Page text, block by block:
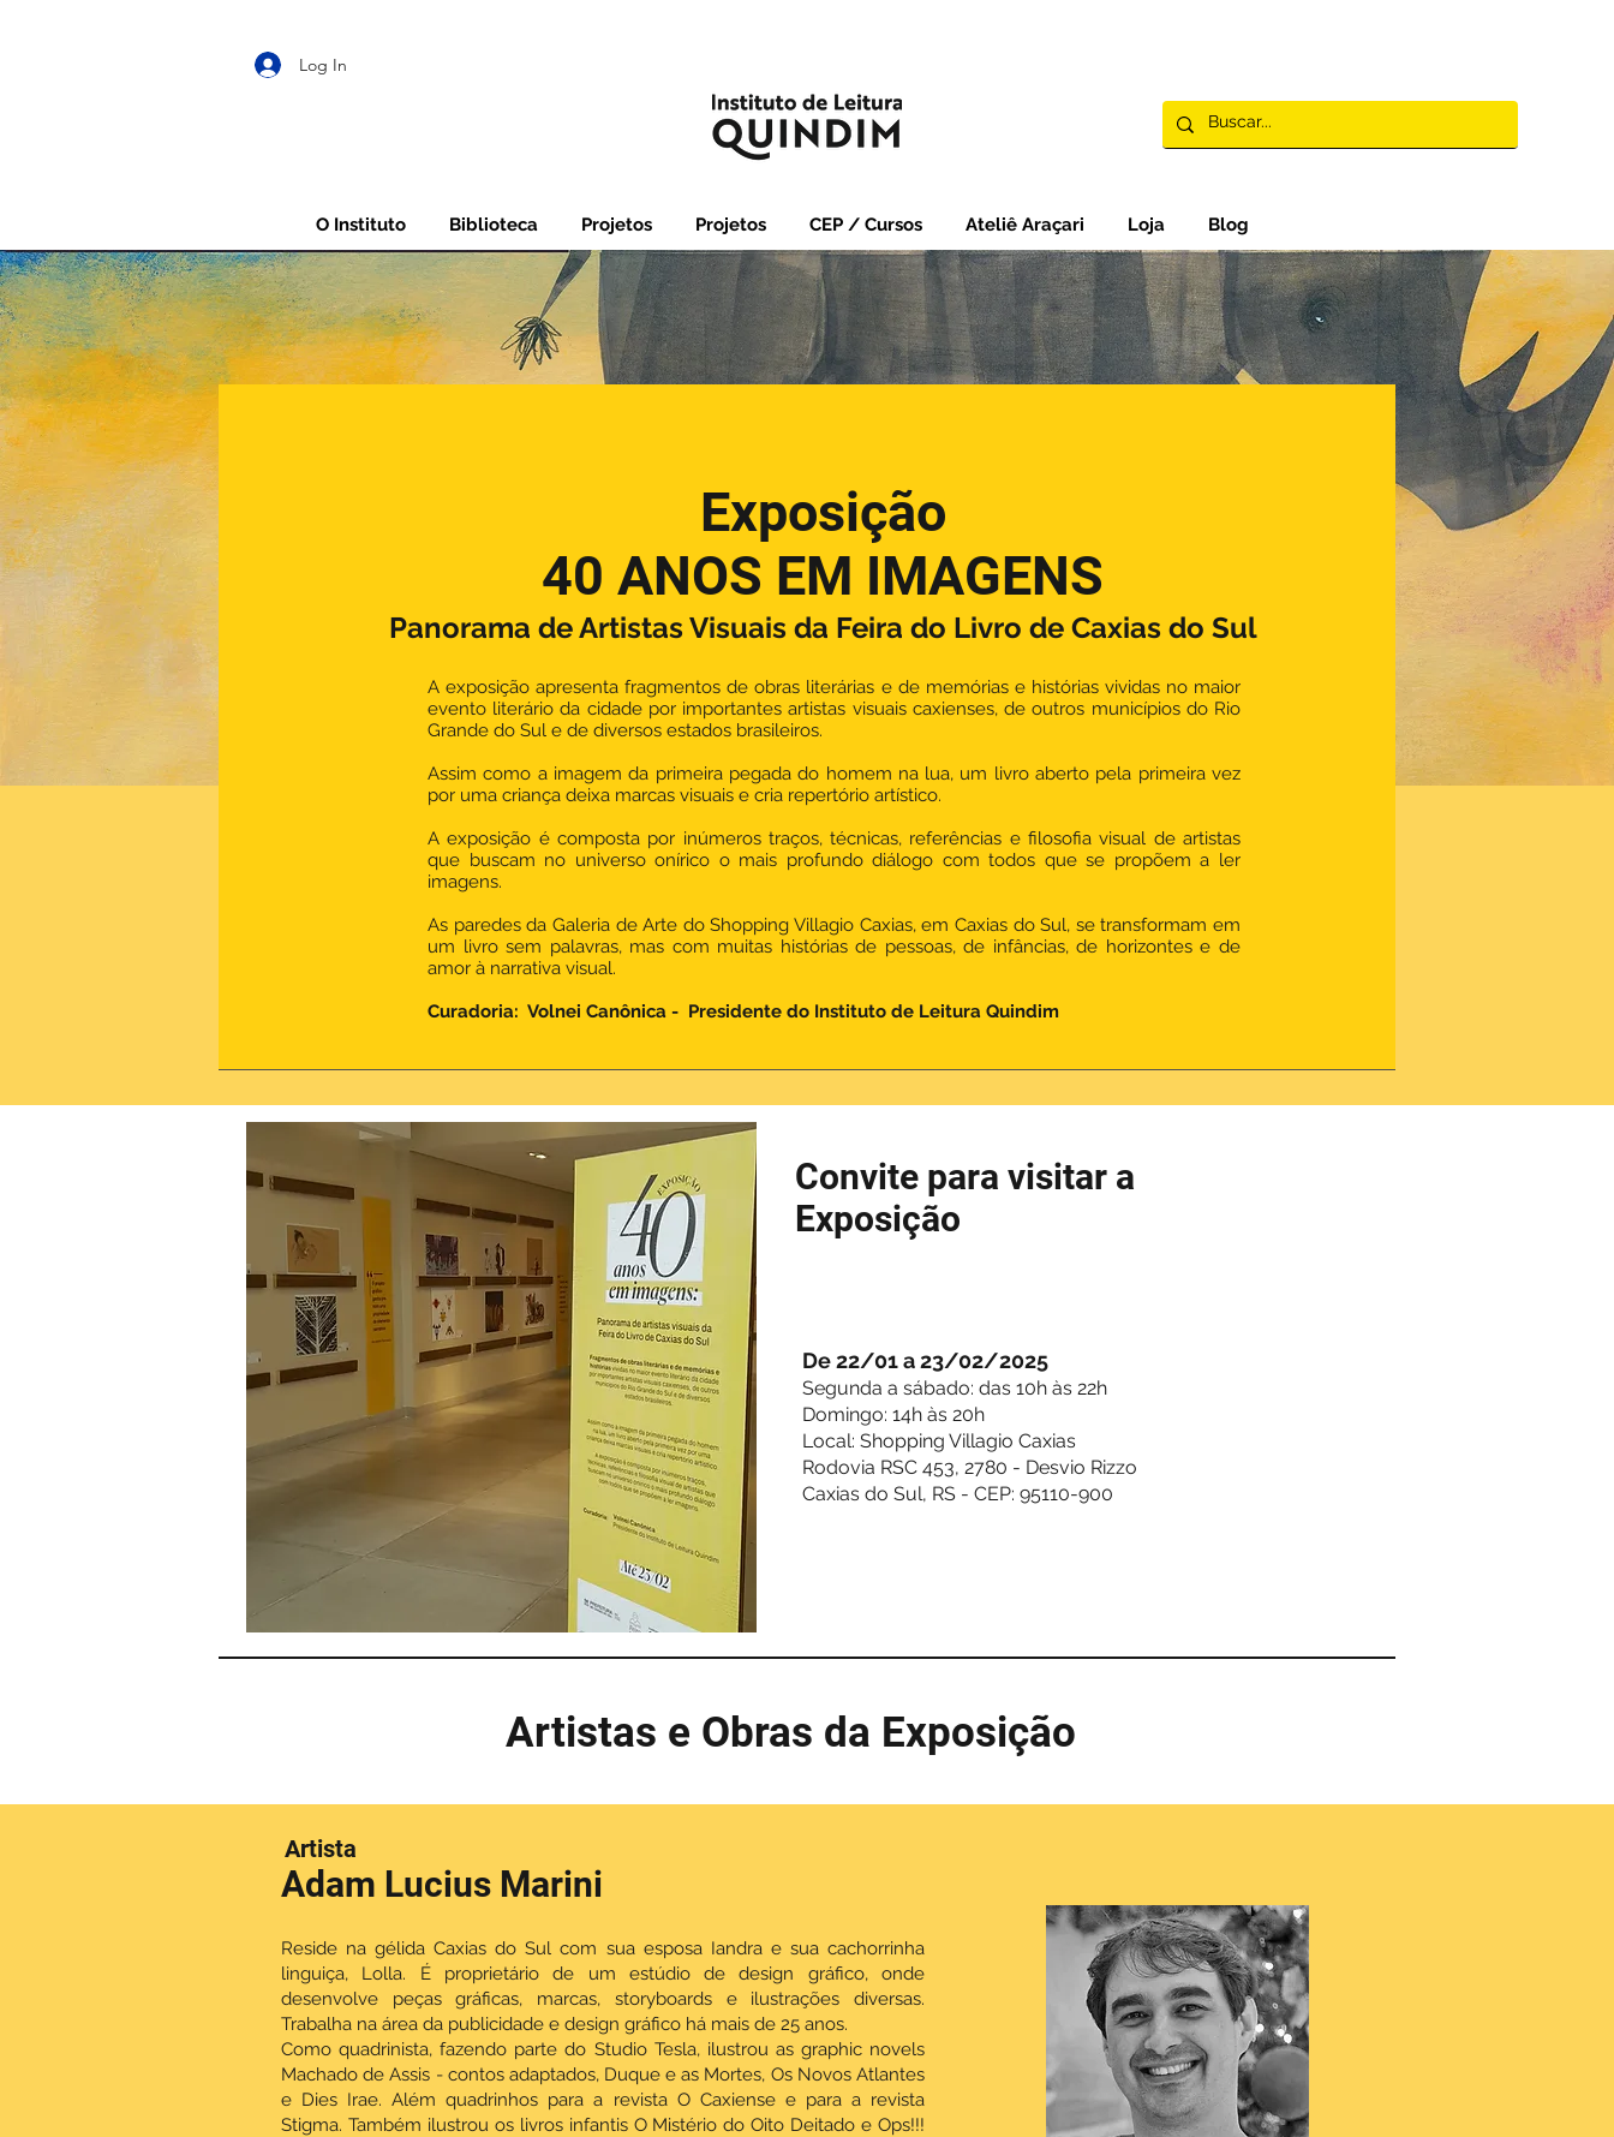
Log In
O Instituto Biblioteca Projetos Projetos CEP / Cursos Ateliê Araçari Loja Blog
Exposição
40 ANOS EM IMAGENS
Panorama de Artistas Visuais da Feira do Livro de Caxias do Sul
A exposição apresenta fragmentos de obras literárias e de memórias e histórias vividas no maior
evento literário da cidade por importantes artistas visuais caxienses, de outros municípios do Rio
Grande do Sul e de diversos estados brasileiros.
Assim como a imagem da primeira pegada do homem na lua, um livro aberto pela primeira vez
por uma criança deixa marcas visuais e cria repertório artístico.
A exposição é composta por inúmeros traços, técnicas, referências e filosofia visual de artistas
que buscam no universo onírico o mais profundo diálogo com todos que se propõem a ler
imagens.
As paredes da Galeria de Arte do Shopping Villagio Caxias, em Caxias do Sul, se transformam em
um livro sem palavras, mas com muitas histórias de pessoas, de infâncias, de horizontes e de
amor à narrativa visual.
Curadoria: Volnei Canônica - Presidente do Instituto de Leitura Quindim
Convite para visitar a
Exposição
De 22/01 a 23/02/2025
Segunda a sábado: das 10h às 22h
Domingo: 14h às 20h
Local: Shopping Villagio Caxias
Rodovia RSC 453, 2780 - Desvio Rizzo
Caxias do Sul, RS - CEP: 95110-900
Artistas e Obras da Exposição
Artista
Adam Lucius Marini
Reside na gélida Caxias do Sul com sua esposa Iandra e sua cachorrinha
linguiça, Lolla. É proprietário de um estúdio de design gráfico, onde
desenvolve peças gráficas, marcas, storyboards e ilustrações diversas.
Trabalha na área da publicidade e design gráfico há mais de 25 anos.
Como quadrinista, fazendo parte do Studio Tesla, ilustrou as graphic novels
Machado de Assis - contos adaptados, Duque e as Mortes, Os Novos Atlantes
e Dies Irae. Além quadrinhos para a revista O Caxiense e para a revista
Stigma. Também ilustrou os livros infantis O Mistério do Oito Deitado e Ops!!!